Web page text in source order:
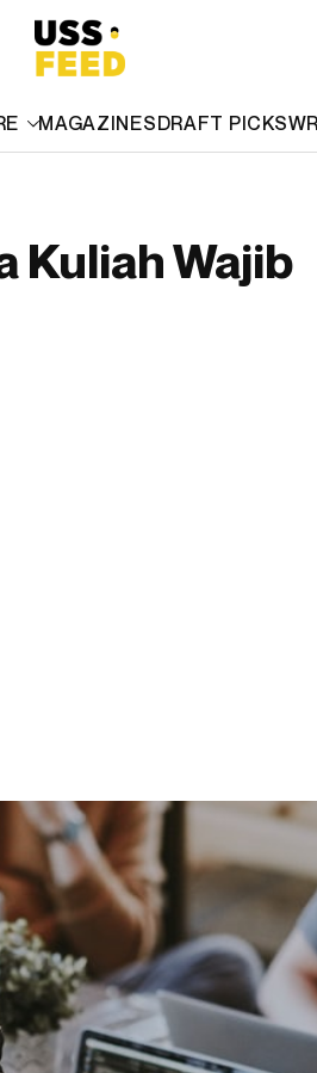
MAGAZINESDRAFT PICKS
Kuliah Wajib